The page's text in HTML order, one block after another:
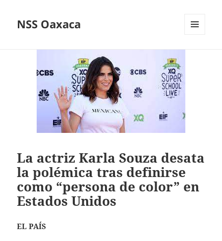
NSS Oaxaca
La actriz Karla Souza desata
la polémica tras definirse
como “persona de color” en
Estados Unidos
EL PAÍS